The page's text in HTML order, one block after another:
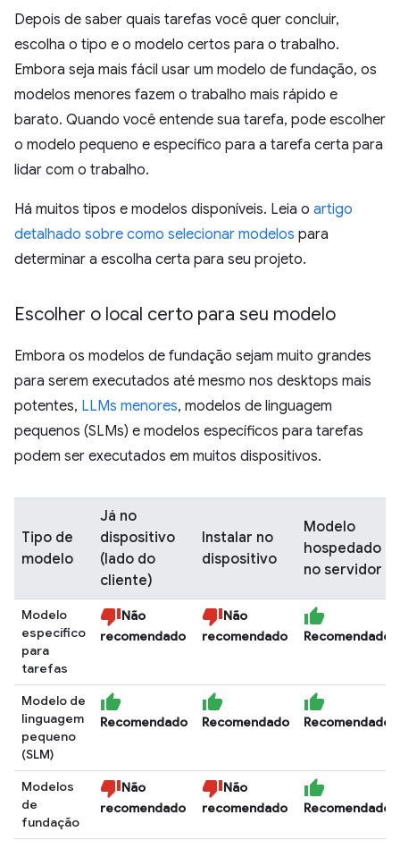
Depois de saber quais tarefas você quer concluir,
escolha o tipo e o modelo certos para o trabalho.
Embora seja mais fácil usar um modelo de fundação, os
modelos menores fazem o trabalho mais rápido e
barato. Quando você entende sua tarefa, pode escolher
o modelo pequeno e específico para a tarefa certa para
lidar com o trabalho.
Há muitos tipos e modelos disponíveis. Leia o artigo
detalhado sobre como selecionar modelos para
determinar a escolha certa para seu projeto.
Escolher o local certo para seu modelo
Embora os modelos de fundação sejam muito grandes
para serem executados até mesmo nos desktops mais
potentes, LLMs menores, modelos de linguagem
pequenos (SLMs) e modelos específicos para tarefas
podem ser executados em muitos dispositivos.
Tipo de
modelo
Já no
dispositivo
(lado do
cliente)
Instalar no
dispositivo
Modelo
hospedado
no servidor
Modelo
específico
para
tarefas
Não
recomendado
Não
recomendado
Recomendado
Modelo de
linguagem
pequeno
(SLM)
Recomendado Recomendado Recomendado
Modelos
de
fundação
Não
recomendado
Não
recomendado
Recomendado